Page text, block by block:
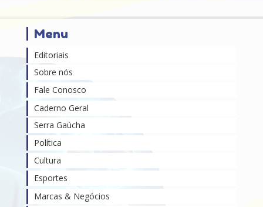
Menu
Editoriais
Sobre nós
Fale Conosco
Caderno Geral
Serra Gaúcha
Política
Cultura
Esportes
Marcas & Negócios